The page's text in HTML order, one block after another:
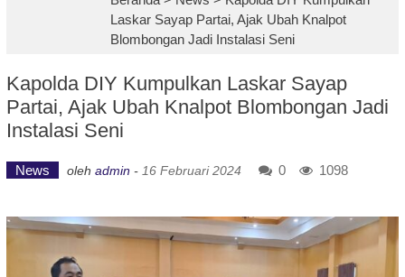
Laskar Sayap Partai, Ajak Ubah Knalpot
Blombongan Jadi Instalasi Seni
Kapolda DIY Kumpulkan Laskar Sayap
Partai, Ajak Ubah Knalpot Blombongan Jadi
Instalasi Seni
News oleh admin - 16 Februari 2024 0 1098